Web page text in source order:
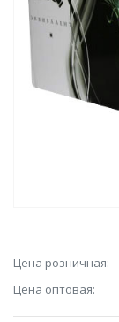
Цена розничная:
Цена оптовая: